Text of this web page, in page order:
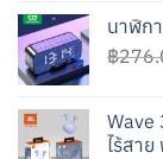
นาฬิก
฿
Wave
ไร้สา